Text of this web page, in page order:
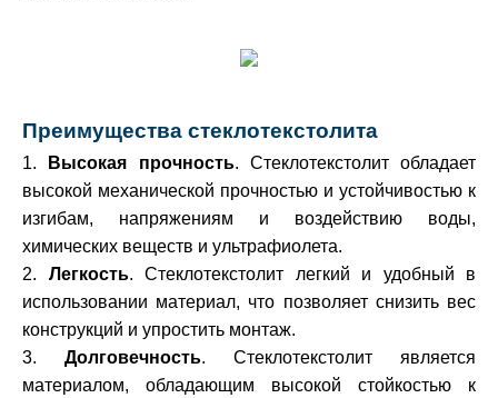
Преимущества стеклотекстолита
Высокая прочность. Стеклотекстолит обладает
высокой механической прочностью и устойчивостью к
изгибам, напряжениям и воздействию воды,
химических веществ и ультрафиолета.
Легкость. Стеклотекстолит легкий и удобный в
использовании материал, что позволяет снизить вес
конструкций и упростить монтаж.
Долговечность. Стеклотекстолит является
материалом, обладающим высокой стойкостью к